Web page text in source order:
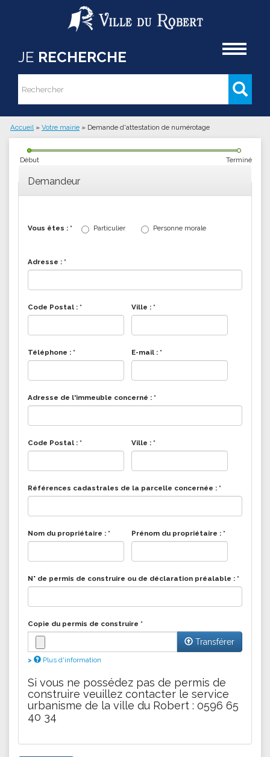
Aller au contenu principal
JE RECHERCHE
Formulaire de recherche
Rechercher
Vous êtes ici
Accueil » Votre mairie » Demande d'attestation de numérotage
Début Terminé
Demandeur
Vous êtes : * Particulier Personne morale
Adresse : *
Code Postal : * Ville : *
Téléphone : * E-mail : *
Adresse de l'immeuble concerné : *
Code Postal : * Ville : *
Références cadastrales de la parcelle concernée : *
Nom du propriétaire : * Prénom du propriétaire : *
N° de permis de construire ou de déclaration préalable : *
Copie du permis de construire *
Transférer
Plus d'information
Les fichiers doivent peser moins de 2 Mo
Extensions autorisées :gif jpg jpeg png pdf
Si vous ne possédez pas de permis de
construire veuillez contacter le service
urbanisme de la ville du Robert : 0596 65
40 34